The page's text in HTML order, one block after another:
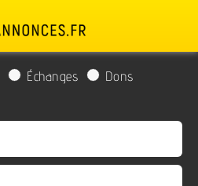
Échanges
Dons